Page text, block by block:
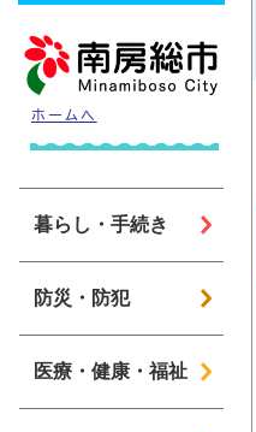
ホームへ
暮らし・手続き
防災・防犯
医療・健康・福祉